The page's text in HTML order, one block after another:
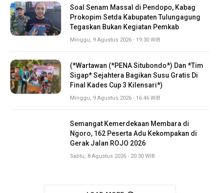
Soal Senam Massal di Pendopo, Kabag
Prokopim Setda Kabupaten Tulungagung
Tegaskan Bukan Kegiatan Pemkab
Minggu, 9 Agustus 2026 - 19:30 WIB
(*Wartawan (*PENA Situbondo*) Dan *Tim
Sigap* Sejahtera Bagikan Susu Gratis Di
Final Kades Cup 3 Kilensari*)
Minggu, 9 Agustus 2026 - 16:46 WIB
Semangat Kemerdekaan Membara di
Ngoro, 162 Peserta Adu Kekompakan di
Gerak Jalan ROJO 2026
Sabtu, 8 Agustus 2026 - 20:30 WIB